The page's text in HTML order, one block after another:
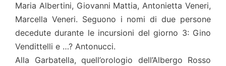
Maria Albertini, Giovanni Mattia, Antonietta Veneri,
Marcella Veneri. Seguono i nomi di due persone
decedute durante le incursioni del giorno 3: Gino
Vendittelli e …? Antonucci.
Alla Garbatella, quell’orologio dell’Albergo Rosso